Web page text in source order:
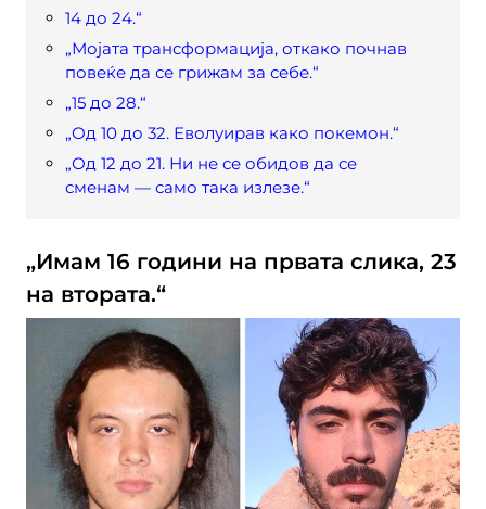
14 до 24.“
„Мојата трансформација, откако почнав
повеќе да се грижам за себе.“
„15 до 28.“
„Од 10 до 32. Еволуирав како покемон.“
„Од 12 до 21. Ни не се обидов да се
сменам — само така излезе.“
„Имам 16 години на првата слика, 23
на втората.“